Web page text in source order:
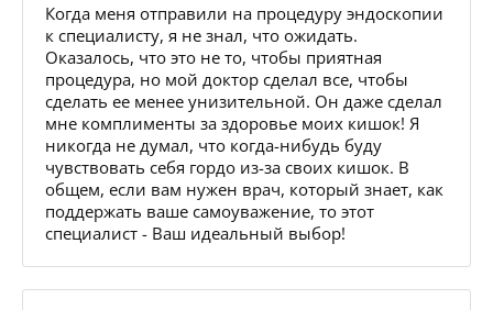
Когда меня отправили на процедуру эндоскопии
к специалисту, я не знал, что ожидать.
Оказалось, что это не то, чтобы приятная
процедура, но мой доктор сделал все, чтобы
сделать ее менее унизительной. Он даже сделал
мне комплименты за здоровье моих кишок! Я
никогда не думал, что когда-нибудь буду
чувствовать себя гордо из-за своих кишок. В
общем, если вам нужен врач, который знает, как
поддержать ваше самоуважение, то этот
специалист - Ваш идеальный выбор!